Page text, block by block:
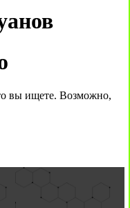
вы ищете. Возможно,